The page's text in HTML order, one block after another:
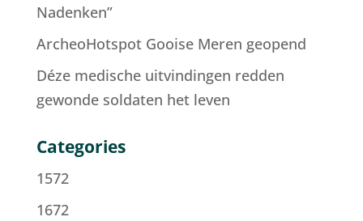
Nadenken”
ArcheoHotspot Gooise Meren geopend
Déze medische uitvindingen redden
gewonde soldaten het leven
Categories
1572
1672